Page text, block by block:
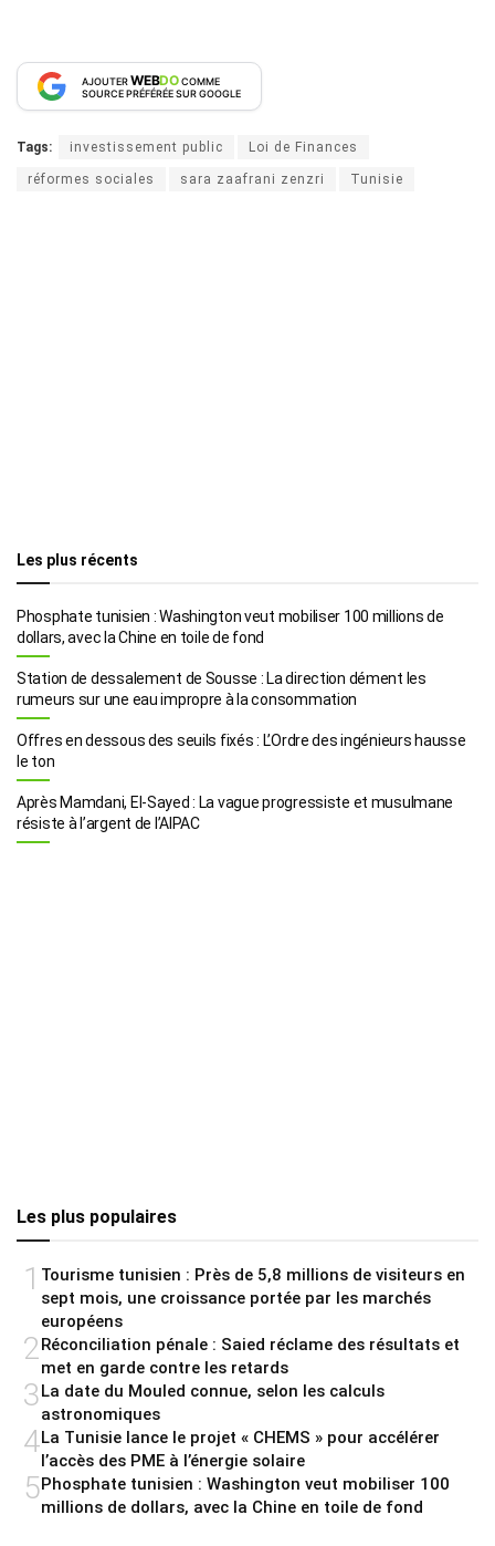
AJOUTERWEBDOCOMME
SOURCE PRÉFÉRÉE SUR GOOGLE
Tags: investissement public Loi de Finances
réformes sociales sara zaafrani zenzri Tunisie
Les plus récents
Phosphate tunisien : Washington veut mobiliser 100 millions de
dollars, avec la Chine en toile de fond
Station de dessalement de Sousse : La direction dément les
rumeurs sur une eau impropre à la consommation
Offres en dessous des seuils fixés : L’Ordre des ingénieurs hausse
le ton
Après Mamdani, El-Sayed : La vague progressiste et musulmane
résiste à l’argent de l’AIPAC
Les plus populaires
1 Tourisme tunisien : Près de 5,8 millions de visiteurs en
sept mois, une croissance portée par les marchés
européens
2Réconciliation pénale : Saied réclame des résultats et
met en garde contre les retards
3La date du Mouled connue, selon les calculs
astronomiques
4La Tunisie lance le projet « CHEMS » pour accélérer
l’accès des PME à l’énergie solaire
5Phosphate tunisien : Washington veut mobiliser 100
millions de dollars, avec la Chine en toile de fond